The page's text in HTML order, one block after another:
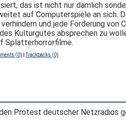
das ist nicht nur dämlich
auf Computerspiele an sich.
und jede Förderung von
Kulturgutes absprechen zu
Splatterhorrorfilme.
(0) |Trackbacks (0)
Protest deutscher Netzradios